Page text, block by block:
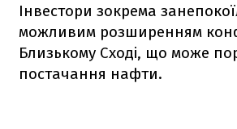
Інвестори зокрема
можливим розширенням
Близькому Сході, що може
постачання нафти.